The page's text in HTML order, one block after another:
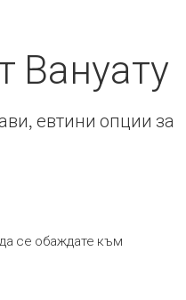
Вануату
евтини опции за
се обаждате към